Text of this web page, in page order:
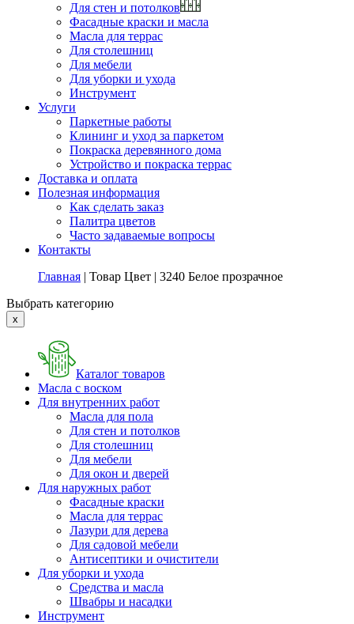
Для стен и потолков
Фасадные краски и масла
Масла для террас
Для столешниц
Для мебели
Для уборки и ухода
Инструмент
Услуги
Паркетные работы
Клининг и уход за паркетом
Покраска деревянного дома
Устройство и покраска террас
Доставка и оплата
Полезная информация
Как сделать заказ
Палитра цветов
Часто задаваемые вопросы
Контакты
Главная | Товар Цвет | 3240 Белое прозрачное
Выбрать категорию
x
Каталог товаров
Масла с воском
Для внутренних работ
Масла для пола
Для стен и потолков
Для столешниц
Для мебели
Для окон и дверей
Для наружных работ
Фасадные краски
Масла для террас
Лазури для дерева
Для садовой мебели
Антисептики и очистители
Для уборки и ухода
Средства и масла
Швабры и наcадки
Инструмент